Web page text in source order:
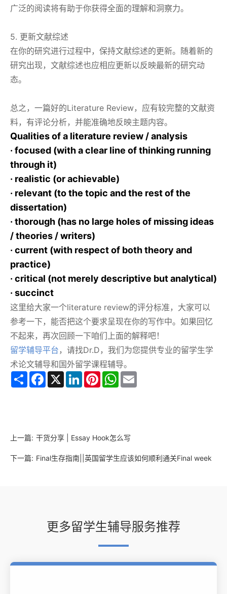
广泛的阅读将有助于你获得全面的理解和洞察力。
5. 更新文献综述
在你的研究进行过程中，保持文献综述的更新。随着新的
研究出现，文献综述也应相应更新以反映最新的研究动
态。
总之，一篇好的Literature Review，应有较完整的文献资
料，有评论分析，并能准确地反映主题内容。
Qualities of a literature review / analysis
· focused (with a clear line of thinking running
through it)
· realistic (or achievable)
· relevant (to the topic and the rest of the
dissertation)
· thorough (has no large holes of missing ideas
/ theories / writers)
· current (with respect of both theory and
practice)
· critical (not merely descriptive but analytical)
· succinct
这里给大家一个literature review的评分标准，大家可以
参考一下，能否把这个要求呈现在你的写作中。如果回忆
不起来，再次回顾一下咱们上面的解释吧！
留学辅导平台 ，请找Dr.D，我们为您提供专业的留学生学
术论文辅导和国外留学课程辅导。
Share Facebook
X LinkedInPinterestWhatsApp
上一篇: 干货分享 | Essay Hook怎么写
下一篇: Final生存指南||英国留学生应该如何顺利通关Final week
更多留学生辅导服务推荐